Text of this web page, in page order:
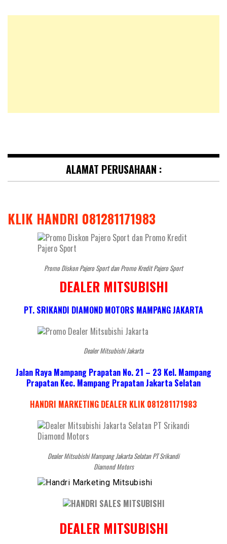
ALAMAT PERUSAHAAN :
KLIK HANDRI 081281171983
Promo Diskon Pajero Sport dan Promo Kredit Pajero Sport
DEALER MITSUBISHI
PT. SRIKANDI DIAMOND MOTORS MAMPANG JAKARTA
Dealer Mitsubishi Jakarta
Jalan Raya Mampang Prapatan No. 21 – 23 Kel. Mampang
Prapatan Kec. Mampang Prapatan Jakarta Selatan
HANDRI MARKETING DEALER KLIK 081281171983
Dealer Mitsubishi Mampang Jakarta Selatan PT Srikandi
Diamond Motors
DEALER MITSUBISHI